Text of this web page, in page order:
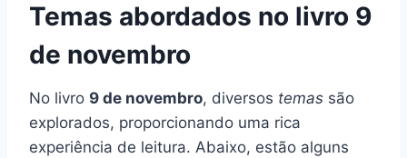
Temas abordados no livro 9
de novembro
No livro 9 de novembro, diversos temas são
explorados, proporcionando uma rica
experiência de leitura. Abaixo, estão alguns